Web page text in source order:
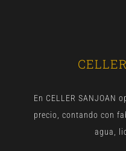
En CELLER SANJOAN
precio, contando con
agua,